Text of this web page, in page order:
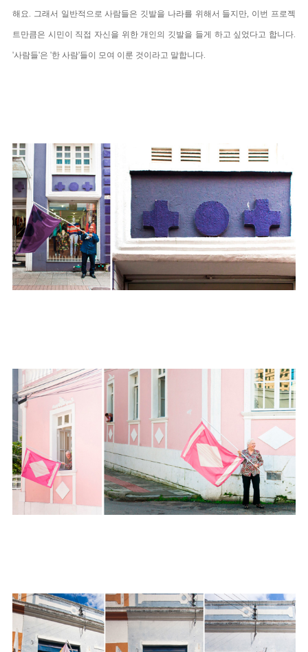
해요. 그래서 일반적으로 사람들은 깃발을 나라를 위해서 들지만, 이번 프로젝
트만큼은 시민이 직접 자신을 위한 개인의 깃발을 들게 하고 싶었다고 합니다.
'사람들'은 '한 사람'들이 모여 이룬 것이라고 말합니다.